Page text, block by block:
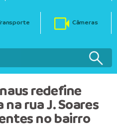
Câmeras
redefine
rua J. Soares
no bairro